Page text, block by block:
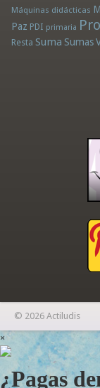
Máquinas didácticas
Paz PDI primaria
Resta Suma Sumas
© 2026 Actiludis
×
¿Pagas